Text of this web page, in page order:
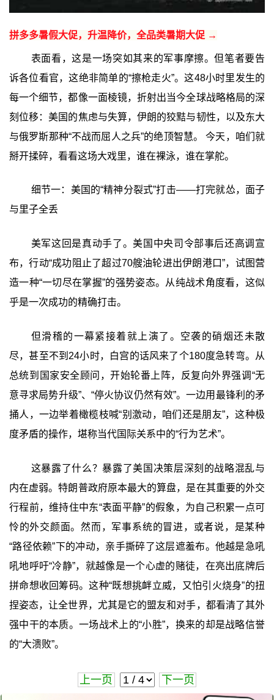
拼多多暑假大促，升温降价，全品类暑期大促 →
表面看，这是一场突如其来的军事摩擦。但笔者要告
诉各位看官，这绝非简单的“擦枪走火”。这48小时里发生的
每一个细节，都像一面棱镜，折射出当今全球战略格局的深
刻位移：美国的焦虑与失算，伊朗的狡黠与韧性，以及东大
与俄罗斯那种“不战而屈人之兵”的绝顶智慧。 今天，咱们就
掰开揉碎，看看这场大戏里，谁在裸泳，谁在掌舵。
细节一：美国的“精神分裂式”打击——打完就怂，面子
与里子全丢
美军这回是真动手了。美国中央司令部事后还高调宣
布，行动“成功阻止了超过70艘油轮进出伊朗港口”，试图营
造一种“一切尽在掌握”的强势姿态。从纯战术角度看，这似
乎是一次成功的精确打击。
但滑稽的一幕紧接着就上演了。空袭的硝烟还未散
尽，甚至不到24小时，白宫的话风来了个180度急转弯。从
总统到国家安全顾问，开始轮番上阵，反复向外界强调“无
意寻求局势升级”、“停火协议仍然有效”。一边用最锋利的矛
捅人，一边举着橄榄枝喊“别激动，咱们还是朋友”，这种极
度矛盾的操作，堪称当代国际关系中的“行为艺术”。
这暴露了什么？暴露了美国决策层深刻的战略混乱与
内在虚弱。特朗普政府原本最大的算盘，是在其重要的外交
行程前，维持住中东“表面平静”的假象，为自己积累一点可
怜的外交颜面。然而，军事系统的冒进，或者说，是某种
“路径依赖”下的冲动，亲手撕碎了这层遮羞布。他越是急吼
吼地呼吁“冷静”，就越像是一个心虚的赌徒，在亮出底牌后
拼命想收回筹码。这种“既想挑衅立威，又怕引火烧身”的扭
捏姿态，让全世界，尤其是它的盟友和对手，都看清了其外
强中干的本质。一场战术上的“小胜”，换来的却是战略信誉
的“大溃败”。
上一页 下一页